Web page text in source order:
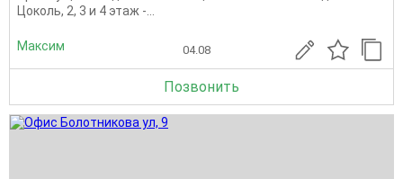
Цоколь, 2, 3 и 4 этаж -...
Максим 04.08
Позвонить